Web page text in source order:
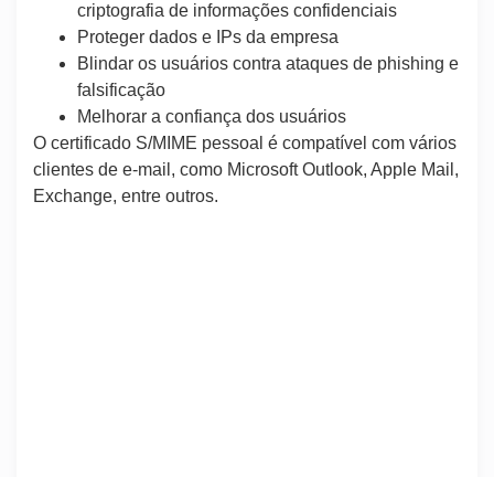
criptografia de informações confidenciais
Proteger dados e IPs da empresa
Blindar os usuários contra ataques de phishing e
falsificação
Melhorar a confiança dos usuários
O certificado S/MIME pessoal é compatível com vários
clientes de e-mail, como Microsoft Outlook, Apple Mail,
Exchange, entre outros.